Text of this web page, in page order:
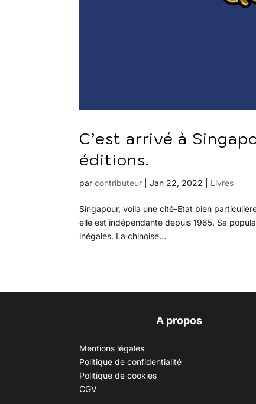
C’est arrivé à
éditions.
parcontributeur |Jan 22, 2022 Livres
Singapour, voilà une cité-Etat bien
elle est indépendante depuis 1965. Sa
inégales. La chinoise...
A propos
Mentions légales
Politique de confidentialité
Politique de cookies
CGV